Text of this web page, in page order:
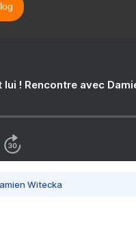
! Rencontre avec
Witecka